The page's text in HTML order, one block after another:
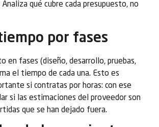
qué cubre cada presupuesto, no
por fases
en fases (diseño, desarrollo, pruebas,
el tiempo de cada una. Esto es
si contratas por horas: con ese
si las estimaciones del proveedor son
que se han dejado fuera.